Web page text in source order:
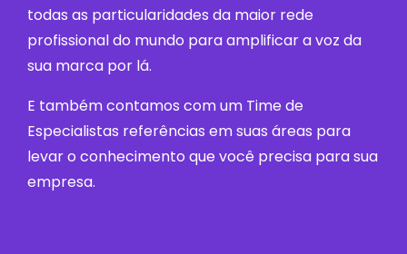
todas as particularidades da maior rede
profissional do mundo para amplificar a voz da
sua marca por lá.
E também contamos com um Time de
Especialistas referências em suas áreas para
levar o conhecimento que você precisa para sua
empresa.